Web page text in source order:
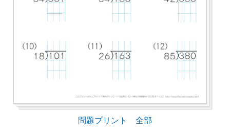
問題プリント 全部